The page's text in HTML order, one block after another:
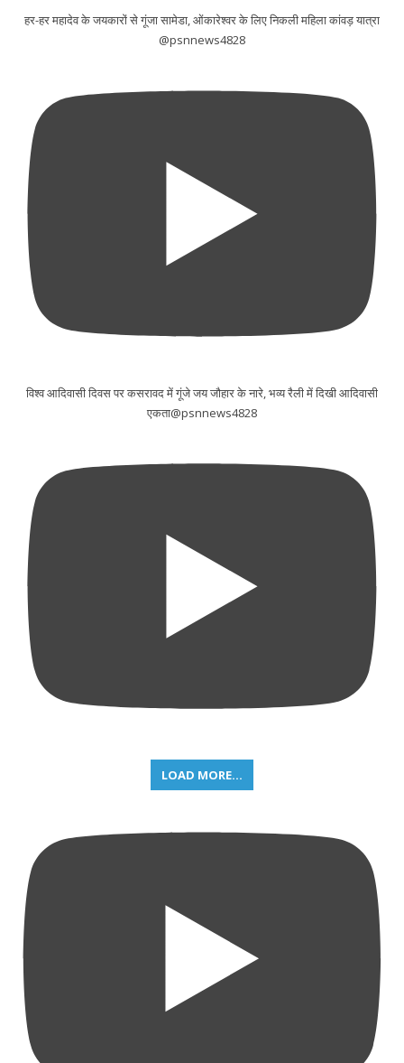
हर-हर महादेव के जयकारों से गूंजा सामेडा, ओंकारेश्वर के लिए निकली महिला कांवड़ यात्रा
@psnnews4828
विश्व आदिवासी दिवस पर कसरावद में गूंजे जय जौहार के नारे, भव्य रैली में दिखी आदिवासी
एकता@psnnews4828
LOAD MORE...